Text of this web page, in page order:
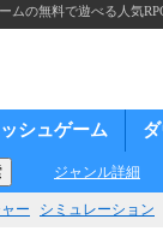
の無料で遊べる人気
シュゲーム
ジャンル詳細
ー シミュレーション